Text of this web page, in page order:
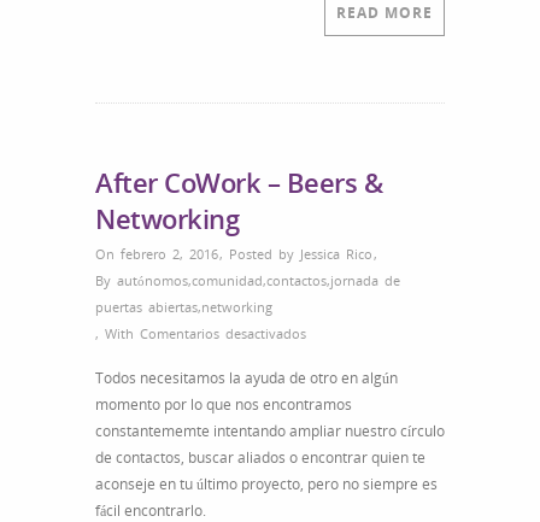
READ MORE
After CoWork – Beers &
Networking
On febrero 2, 2016, Posted by Jessica Rico ,
By autónomos,comunidad,contactos,jornada de
puertas abiertas,networking
, With Comentarios desactivadosen
CoWork
–
Beers
&
Networking
Todos necesitamos la ayuda de otro en algún
momento por lo que nos encontramos
constantememte intentando ampliar nuestro círculo
de contactos, buscar aliados o encontrar quien te
aconseje en tu último proyecto, pero no siempre es
fácil encontrarlo.